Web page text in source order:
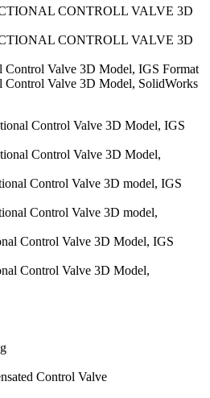
CONTROLL VALVE 3D
CONTROLL VALVE 3D
Control Valve 3D Model, IGS Format
Control Valve 3D Model, SolidWorks
Control Valve 3D Model, IGS
Control Valve 3D Model,
Control Valve 3D model, IGS
Control Valve 3D model,
Control Valve 3D Model, IGS
Control Valve 3D Model,
Control Valve